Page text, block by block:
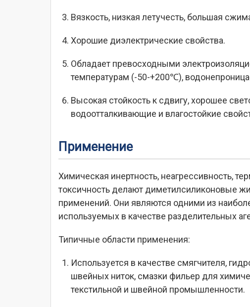
Вязкость, низкая летучесть, большая
Хорошие диэлектрические свойства.
Обладает превосходными
температурам (-50-+200℃),
Высокая стойкость к сдвигу, хорошее
водоотталкивающие и влагостойкие
Применение
Химическая инертность, неагрессивность,
токсичность делают диметилсиликоновые
применений. Они являются одними из
используемых в качестве разделительных
Типичные области применения:
Используется в качестве смягчителя,
швейных ниток, смазки фильер для
текстильной и швейной промышленности.